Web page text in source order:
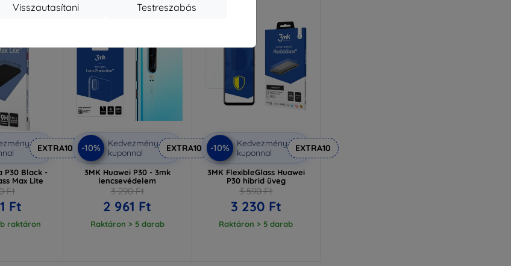
Testreszabás
Visszautasítani
EXTRA10
P30 Black -
Max Lite
Ft
Ft
raktáron
-10%
-10%
Kedvezmény
kuponnal
EXTRA10
3MK Huawei P30 - 3mk
lencsevédelem
3 290 Ft
2 961 Ft
Raktáron > 5 darab
-10%
Kedvezmény
kuponnal
EXTRA10
3MK FlexibleGlass Huawei
P30 hibrid üveg
3 590 Ft
3 230 Ft
Raktáron > 5 darab